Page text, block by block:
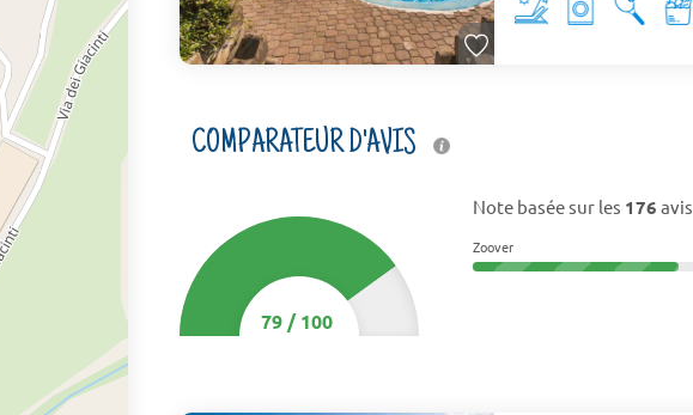
COMPARATEUR D'AVIS
79/100
Note basée sur les 176
Zoover